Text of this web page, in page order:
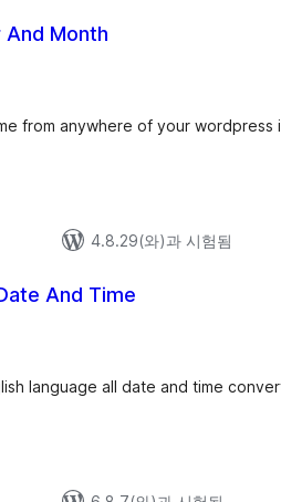
And Month
from anywhere of your wordpress
4.8.29(와)과 시험됨
And Time
language all date and time